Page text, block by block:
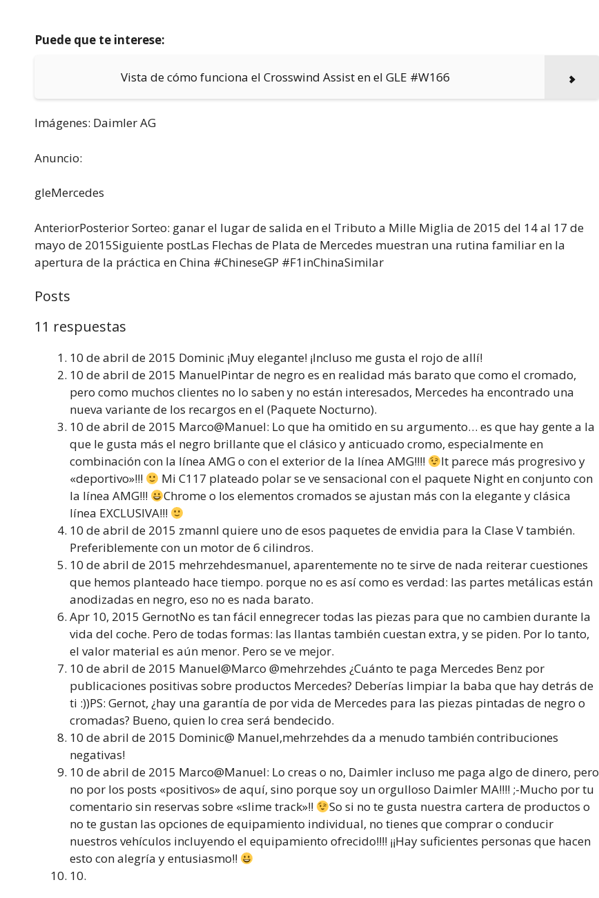
Puede que te interese:
Vista de cómo funciona el Crosswind Assist en el GLE #W166
Imágenes: Daimler AG
Anuncio:
gleMercedes
AnteriorPosterior Sorteo: ganar el lugar de salida en el Tributo a Mille Miglia de 2015 del 14 al 17 de
mayo de 2015Siguiente postLas Flechas de Plata de Mercedes muestran una rutina familiar en la
apertura de la práctica en China #ChineseGP #F1inChinaSimilar
Posts
11 respuestas
10 de abril de 2015 Dominic ¡Muy elegante! ¡Incluso me gusta el rojo de allí!
10 de abril de 2015 ManuelPintar de negro es en realidad más barato que como el cromado,
pero como muchos clientes no lo saben y no están interesados, Mercedes ha encontrado una
nueva variante de los recargos en el (Paquete Nocturno).
10 de abril de 2015 Marco@Manuel: Lo que ha omitido en su argumento… es que hay gente a la
que le gusta más el negro brillante que el clásico y anticuado cromo, especialmente en
combinación con la línea AMG o con el exterior de la línea AMG!!!!
It parece más progresivo y
«deportivo»!!!
Mi C117 plateado polar se ve sensacional con el paquete Night en conjunto con
la línea AMG!!!
Chrome o los elementos cromados se ajustan más con la elegante y clásica
línea EXCLUSIVA!!!
10 de abril de 2015 zmannI quiere uno de esos paquetes de envidia para la Clase V también.
Preferiblemente con un motor de 6 cilindros.
10 de abril de 2015 mehrzehdesmanuel, aparentemente no te sirve de nada reiterar cuestiones
que hemos planteado hace tiempo. porque no es así como es verdad: las partes metálicas están
anodizadas en negro, eso no es nada barato.
Apr 10, 2015 GernotNo es tan fácil ennegrecer todas las piezas para que no cambien durante la
vida del coche. Pero de todas formas: las llantas también cuestan extra, y se piden. Por lo tanto,
el valor material es aún menor. Pero se ve mejor.
10 de abril de 2015 Manuel@Marco @mehrzehdes ¿Cuánto te paga Mercedes Benz por
publicaciones positivas sobre productos Mercedes? Deberías limpiar la baba que hay detrás de
ti :))PS: Gernot, ¿hay una garantía de por vida de Mercedes para las piezas pintadas de negro o
cromadas? Bueno, quien lo crea será bendecido.
10 de abril de 2015 Dominic@ Manuel,mehrzehdes da a menudo también contribuciones
negativas!
10 de abril de 2015 Marco@Manuel: Lo creas o no, Daimler incluso me paga algo de dinero, pero
no por los posts «positivos» de aquí, sino porque soy un orgulloso Daimler MA!!!! ;-Mucho por tu
comentario sin reservas sobre «slime track»!!
So si no te gusta nuestra cartera de productos o
no te gustan las opciones de equipamiento individual, no tienes que comprar o conducir
nuestros vehículos incluyendo el equipamiento ofrecido!!!! ¡¡Hay suficientes personas que hacen
esto con alegría y entusiasmo!!
10.